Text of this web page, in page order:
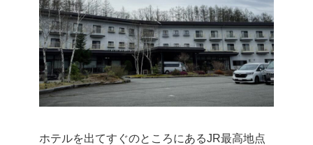
ホテルを出てすぐのところにあるJR最高地点